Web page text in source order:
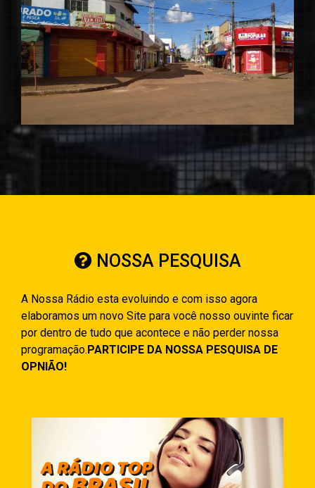
NOSSA PESQUISA
A Nossa Rádio esta evoluindo e com isso agora
elaboramos um novo Site para você nosso ouvinte ficar
por dentro de tudo que acontece e não perder nossa
programação.PARTICIPE DA NOSSA PESQUISA DE
OPNIÃO!